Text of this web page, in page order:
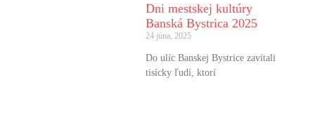
Dni mestskej kultúry
Banská Bystrica 2025
24 júna, 2025
Do ulíc Banskej Bystrice zavítali
tisícky ľudí, ktorí